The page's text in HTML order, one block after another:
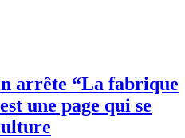
arrête “La fabrique
une page qui se